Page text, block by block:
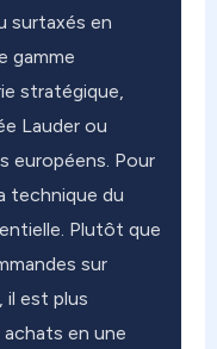
surtaxés en
gamme
stratégique,
Lauder ou
européens. Pour
technique du
Plutôt que
sur
il est plus
en une